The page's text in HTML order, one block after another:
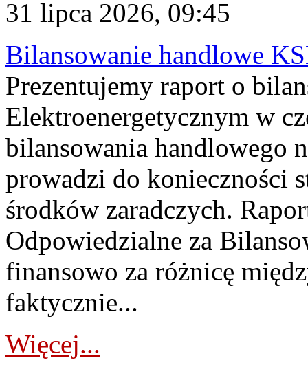
31 lipca 2026, 09:45
Bilansowanie handlowe
Prezentujemy raport o
Elektroenergetycznym w
bilansowania handlowego
prowadzi do konieczności
środków zaradczych.
Odpowiedzialne za
finansowo za różnicę
faktycznie...
Więcej...